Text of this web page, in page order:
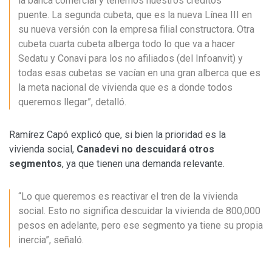
puente. La segunda cubeta, que es la nueva Línea III en
su nueva versión con la empresa filial constructora. Otra
cubeta cuarta cubeta alberga todo lo que va a hacer
Sedatu y Conavi para los no afiliados (del Infoanvit) y
todas esas cubetas se vacían en una gran alberca que es
la meta nacional de vivienda que es a donde todos
queremos llegar”, detalló.
Ramírez Capó explicó que, si bien la prioridad es la
vivienda social, Canadevi no descuidará otros
segmentos, ya que tienen una demanda relevante.
“Lo que queremos es reactivar el tren de la vivienda
social. Esto no significa descuidar la vivienda de 800,000
pesos en adelante, pero ese segmento ya tiene su propia
inercia”, señaló.